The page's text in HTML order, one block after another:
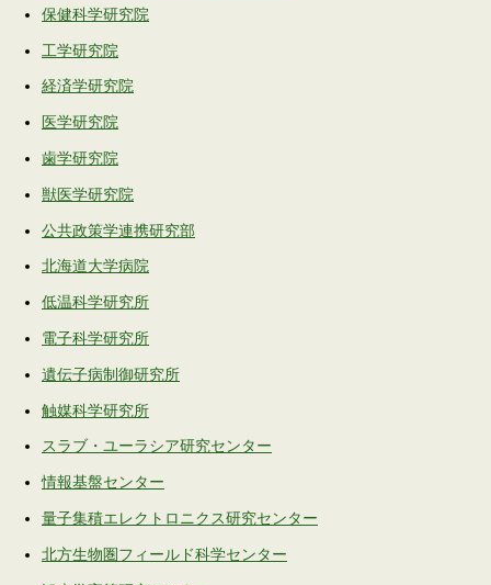
保健科学研究院
工学研究院
経済学研究院
医学研究院
歯学研究院
獣医学研究院
公共政策学連携研究部
北海道大学病院
低温科学研究所
電子科学研究所
遺伝子病制御研究所
触媒科学研究所
スラブ・ユーラシア研究センター
情報基盤センター
量子集積エレクトロニクス研究センター
北方生物圏フィールド科学センター